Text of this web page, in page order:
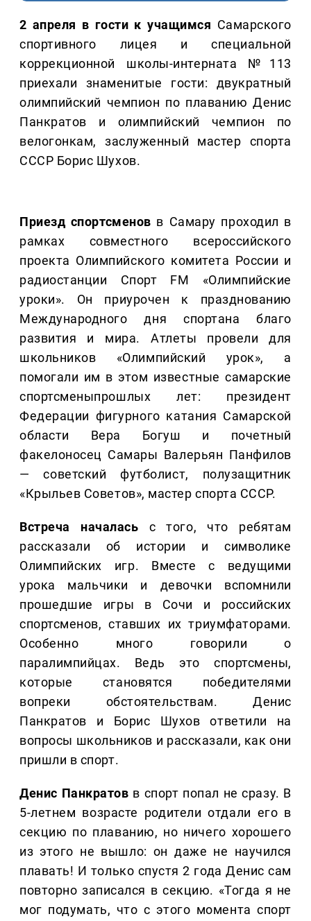
2 апреля в гости к учащимся Самарского
спортивного лицея и специальной
коррекционной школы-интерната №113
приехали знаменитые гости: двукратный
олимпийский чемпион по плаванию Денис
Панкратов и олимпийский чемпион по
велогонкам, заслуженный мастер спорта
СССР Борис Шухов.
Приезд спортсменов в Самару проходил в
рамках совместного всероссийского
проекта Олимпийского комитета России и
радиостанции Спорт FM «Олимпийские
уроки». Он приурочен к празднованию
Международного дня спортана благо
развития и мира. Атлеты провели для
школьников «Олимпийский урок», а
помогали им в этом известные самарские
спортсменыпрошлых лет: президент
Федерации фигурного катания Самарской
области Вера Богуш и почетный
факелоносец Самары Валерьян Панфилов
— советский футболист, полузащитник
«Крыльев Советов», мастер спорта СССР.
Встреча началась с того, что ребятам
рассказали об истории и символике
Олимпийских игр. Вместе с ведущими
урока мальчики и девочки вспомнили
прошедшие игры в Сочи и российских
спортсменов, ставших их триумфаторами.
Особенно много говорили о
паралимпийцах. Ведь это спортсмены,
которые становятся победителями
вопреки обстоятельствам. Денис
Панкратов и Борис Шухов ответили на
вопросы школьников и рассказали, как они
пришли в спорт.
Денис Панкратов в спорт попал не сразу. В
5-летнем возрасте родители отдали его в
секцию по плаванию, но ничего хорошего
из этого не вышло: он даже не научился
плавать! И только спустя 2 года Денис сам
повторно записался в секцию. «Тогда я не
мог подумать, что с этого момента спорт